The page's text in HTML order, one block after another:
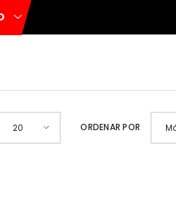
20 ORDENAR POR